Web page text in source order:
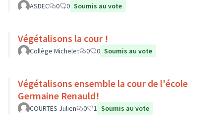
ASDEC 0 0 Soumis au vote
Végétalisons la cour !
Collège Michelet 0 0 Soumis au vote
Végétalisons ensemble la cour de l'école
Germaine Renauld!
COURTES Julien 0 1 Soumis au vote